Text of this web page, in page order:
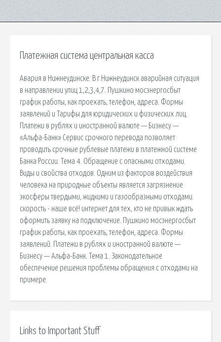
Платежная система центральная касса
Авария в Нижнеудинске. В г.Нижнеудинск аварийная ситуация
в направлении улиц 1,2,3,4,7. Пушкино мосэнергосбыт
график работы, как проехать, телефон, адреса. Формы
заявлений и Тарифы для юридических и физических лиц.
Платежи в рублях и иностранной валюте — Бизнесу —
«Альфа-Банк» Сервис срочного перевода позволяет
проводить срочные рублевые платежи в платежной системе
Банка России. Тема 4. Обращение с опасными отходами.
Виды и свойства отходов. Одним из факторов воздействия
человека на природные объекты является загрязнение
экосферы твердыми, жидкими и газообразными отходами.
скорость - наше всё! интернет для тех, кто не привык ждать
оформить заявку на подключение. Пушкино мосэнергосбыт
график работы, как проехать, телефон, адреса. Формы
заявлений. Платежи в рублях и иностранной валюте —
Бизнесу — Альфа-Банк. Тема 1. Законодательное
обеспечение решения проблемы обращения с отходами на
примере.
Links to Important Stuff